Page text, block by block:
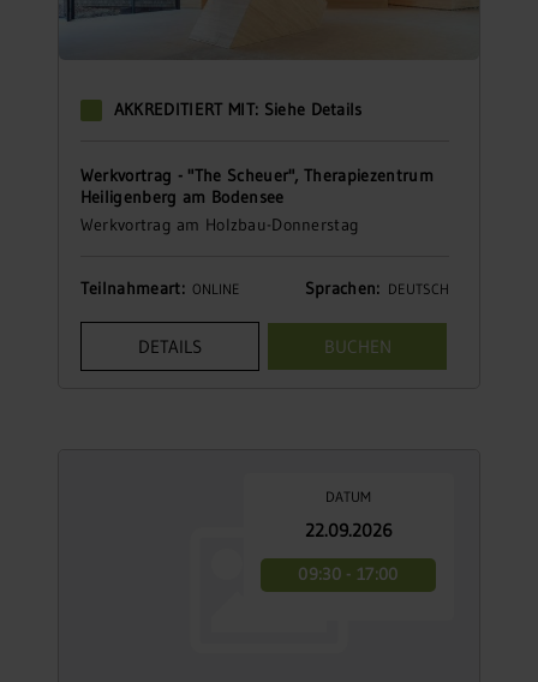
AKKREDITIERT MIT: Siehe Details
Werkvortrag - "The Scheuer", Therapiezentrum
Heiligenberg am Bodensee
Werkvortrag am Holzbau-Donnerstag
Teilnahmeart:ONLINE Sprachen: DEUTSCH
DETAILS BUCHEN
DATUM
22.09.2026
09:30 - 17:00